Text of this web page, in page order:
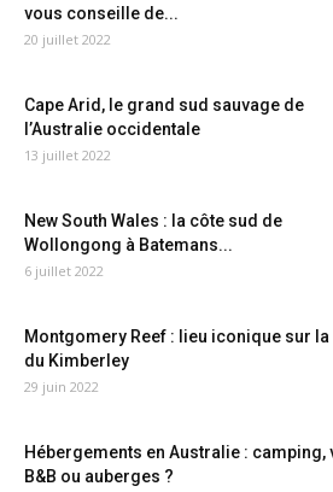
vous conseille de...
20 juillet 2022
Cape Arid, le grand sud sauvage de
l’Australie occidentale
13 juillet 2022
New South Wales : la côte sud de
Wollongong à Batemans...
6 juillet 2022
Montgomery Reef : lieu iconique sur
du Kimberley
29 juin 2022
Hébergements en Australie : camping,
B&B ou auberges ?